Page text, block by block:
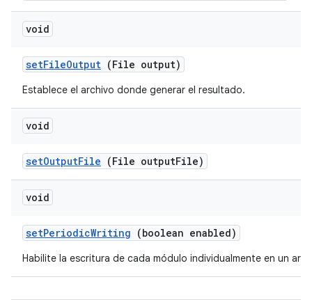
void
setFileOutput (File output)
Establece el archivo donde generar el resultado.
void
setOutputFile (File outputFile)
void
setPeriodicWriting (boolean enabled)
Habilite la escritura de cada módulo individualmente en un